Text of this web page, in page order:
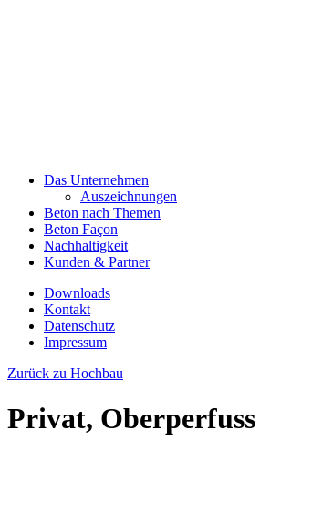
Das Unternehmen
Auszeichnungen
Beton nach Themen
Beton Façon
Nachhaltigkeit
Kunden & Partner
Downloads
Kontakt
Datenschutz
Impressum
Zurück zu Hochbau
Privat, Oberperfuss